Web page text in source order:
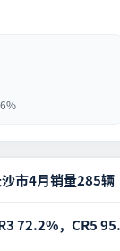
市4月销量285辆
72.2%，CR5